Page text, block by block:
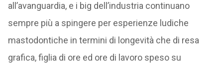
all’avanguardia, e i big dell’industria continuano
sempre più a spingere per esperienze ludiche
mastodontiche in termini di longevità che di resa
grafica, figlia di ore ed ore di lavoro speso su